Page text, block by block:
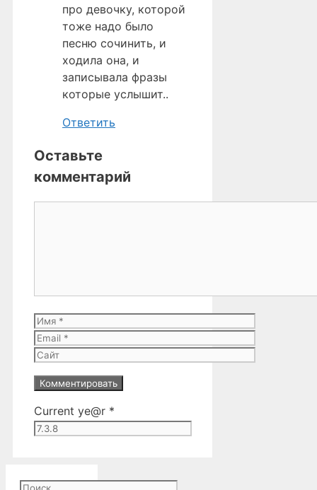
про девочку, которой
тоже надо было
песню сочинить, и
ходила она, и
записывала фразы
которые услышит..
Ответить
Оставьте
комментарий
Имя
Email
Сайт
Current ye@r *
Поиск: